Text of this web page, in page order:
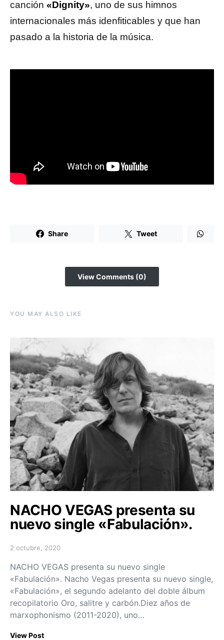
canción «Dignity», uno de sus himnos
internacionales más idenfiticables y que han
pasado a la historia de la música.
Share Tweet
View Comments (0)
YOU MAY ALSO LIKE
NACHO VEGAS presenta su
nuevo single «Fabulación».
Posted on
2 octubre, 2020
NACHO VEGAS presenta su nuevo single
«Fabulación». Nacho Vegas presenta su nuevo single,
«Fabulación», el segundo adelanto del doble álbum
recopilatorio Oro, salitre y carbón.Diez años de
marxophonismo (2011-2020), uno…
View Post